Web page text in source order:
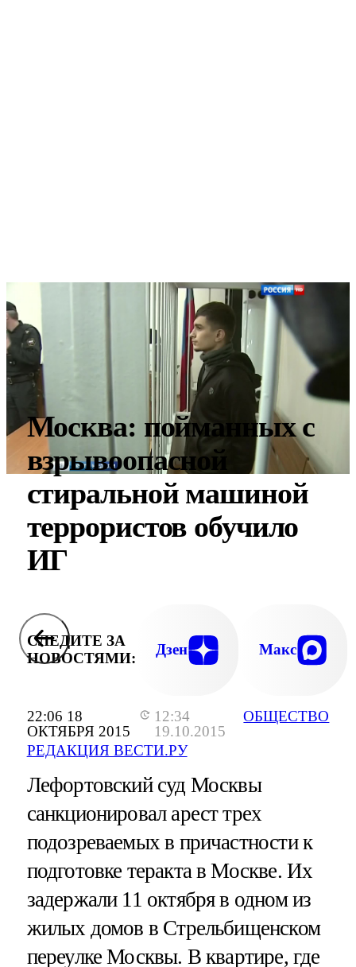
22:06 18
ОКТЯБРЯ 2015
12:34
19.10.2015
РЕДАКЦИЯ ВЕСТИ.РУ
ОБЩЕСТВО
Москва: пойманных с
взрывоопасной
стиральной машиной
террористов обучило
ИГ
СЛЕДИТЕ ЗА
НОВОСТЯМИ:
Дзен Макс
Лефортовский суд Москвы
санкционировал арест трех
подозреваемых в причастности к
подготовке теракта в Москве. Их
задержали 11 октября в одном из
жилых домов в Стрельбищенском
переулке Москвы. В квартире, где